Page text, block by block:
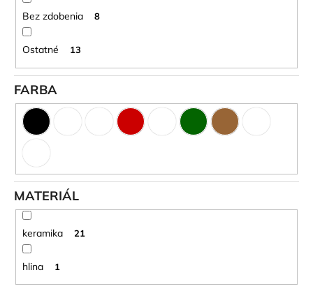
Bez zdobenia 8
Ostatné 13
FARBA
MATERIÁL
keramika 21
hlina 1
m
TABUĽKA
NA
HROBOVÝ
KRÍŽ
22
EUR